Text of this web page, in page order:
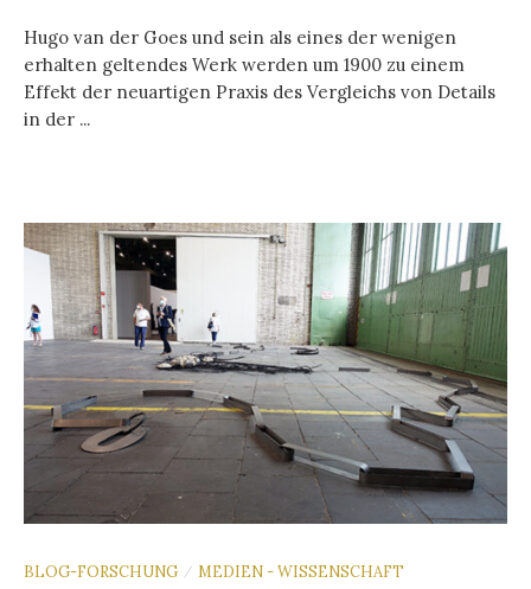
Hugo van der Goes und sein als eines der wenigen
erhalten geltendes Werk werden um 1900 zu einem
Effekt der neuartigen Praxis des Vergleichs von Details
in der ...
BLOG-FORSCHUNG / MEDIEN - WISSENSCHAFT